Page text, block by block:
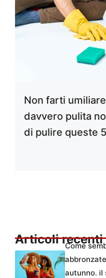
Non farti
davvero pulita
di pulire queste
Articoli recenti
Come
autunno.